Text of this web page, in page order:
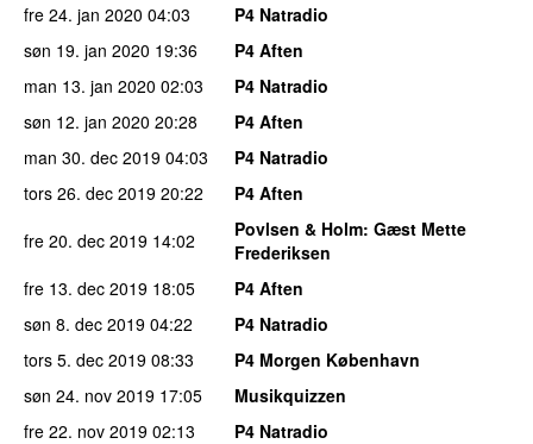
fre 24. jan 2020 04:03
P4 Natradio
søn 19. jan 2020 19:36
P4 Aften
man 13. jan 2020 02:03
P4 Natradio
søn 12. jan 2020 20:28
P4 Aften
man 30. dec 2019 04:03
P4 Natradio
tors 26. dec 2019 20:22
P4 Aften
fre 20. dec 2019 14:02 Povlsen & Holm: Gæst Mette
Frederiksen
fre 13. dec 2019 18:05
P4 Aften
søn 8. dec 2019 04:22
P4 Natradio
tors 5. dec 2019 08:33
P4 Morgen København
søn 24. nov 2019 17:05
Musikquizzen
fre 22. nov 2019 02:13
P4 Natradio